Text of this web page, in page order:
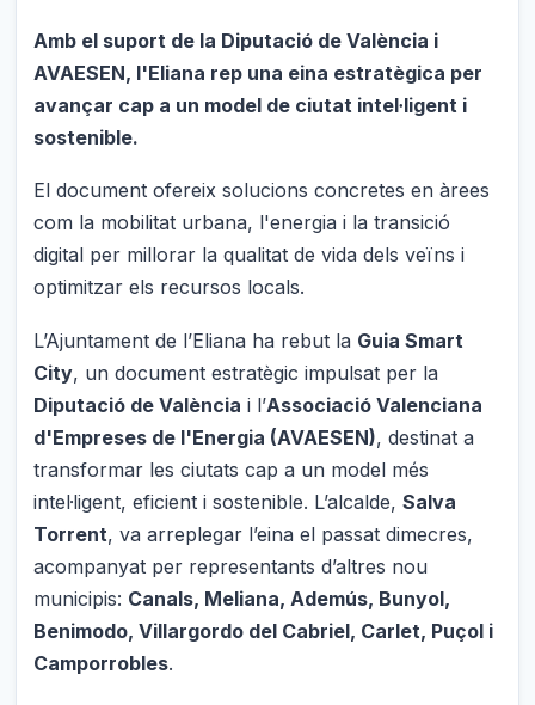
Amb el suport de la Diputació de València i
AVAESEN, l'Eliana rep una eina estratègica per
avançar cap a un model de ciutat intel·ligent i
sostenible.
El document ofereix solucions concretes en àrees
com la mobilitat urbana, l'energia i la transició
digital per millorar la qualitat de vida dels veïns i
optimitzar els recursos locals.
L’Ajuntament de l’Eliana ha rebut la Guia Smart
City, un document estratègic impulsat per la
Diputació de València i l’Associació Valenciana
d'Empreses de l'Energia (AVAESEN), destinat a
transformar les ciutats cap a un model més
intel·ligent, eficient i sostenible. L’alcalde,Salva
Torrent, va arreplegar l’eina el passat dimecres,
acompanyat per representants d’altres nou
municipis: Canals, Meliana, Ademús, Bunyol,
Benimodo, Villargordo del Cabriel, Carlet, Puçol i
Camporrobles.